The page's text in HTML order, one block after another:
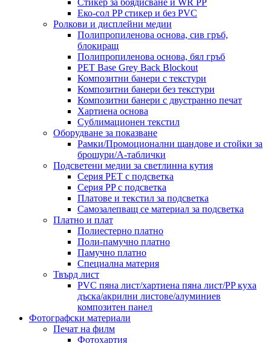
Еко-сол PP стикер и без PVC
Ролкови и дисплейни медии
Полипропиленова основа, сив гръб,
блокиращ
Полипропиленова основа, бял гръб
PET Base Grey Back Blockout
Композитни банери с текстури
Композитни банери без текстури
Композитни банери с двустранно печат
Хартиена основа
Сублимационен текстил
Оборудване за показване
Рамки/Промоционални щандове и стойки за
брошури/А-таблички
Подсветени медии за светлинна кутия
Серия PET с подсветка
Серия PP с подсветка
Платове и текстил за подсветка
Самозалепващ се материал за подсветка
Платно и плат
Полиестерно платно
Поли-памучно платно
Памучно платно
Специална материя
Твърд лист
PVC пяна лист/хартиена пяна лист/PP куха
дъска/акрилни листове/алуминиев
композитен панел
Фотографски материали
Печат на филм
Фотохартия